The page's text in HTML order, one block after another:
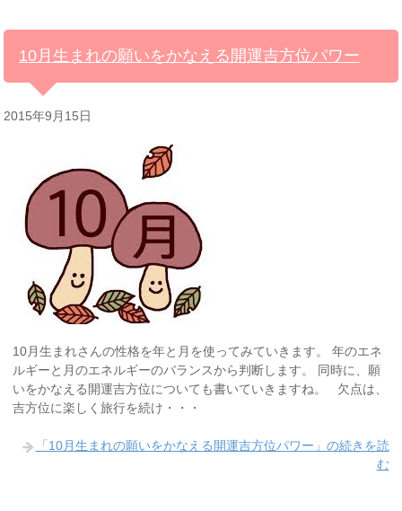
10月生まれの願いをかなえる開運吉方位パワー
2015年9月15日
10月生まれさんの性格を年と月を使ってみていきます。 年のエネ
ルギーと月のエネルギーのバランスから判断します。 同時に、願
いをかなえる開運吉方位についても書いていきますね。 欠点は、
吉方位に楽しく旅行を続け・・・
「10月生まれの願いをかなえる開運吉方位パワー」の続きを読
む